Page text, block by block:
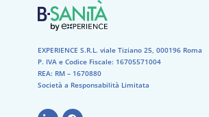
EXPERIENCE S.R.L. viale Tiziano 25, 000196 Roma
P. IVA e Codice Fiscale: 16705571004
REA: RM – 1670880
Società a Responsabilità Limitata